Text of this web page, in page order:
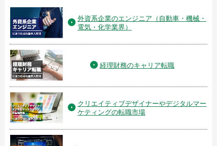
外資系企業のエンジニア（自動車・機械・
電気・化学業界）
経理財務のキャリア転職
クリエイティブデザイナーやデジタルマー
ケティングの転職市場